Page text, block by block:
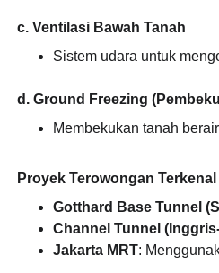
c. Ventilasi Bawah Tanah
Sistem udara untuk
d. Ground Freezing
Membekukan tanah
Proyek Terowongan
Gotthard Base Tunnel
Channel Tunnel
Jakarta MRT: